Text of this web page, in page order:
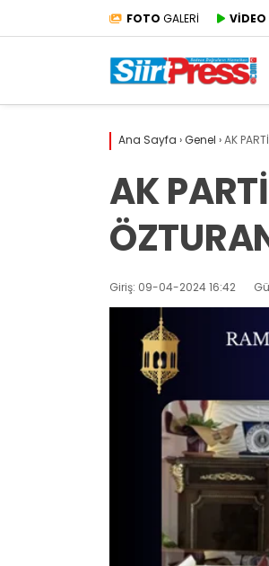
FOTO GALERİ VİDEO
Ana Sayfa ›Genel ›AK
AK
Giriş: 09-04-2024 16:42